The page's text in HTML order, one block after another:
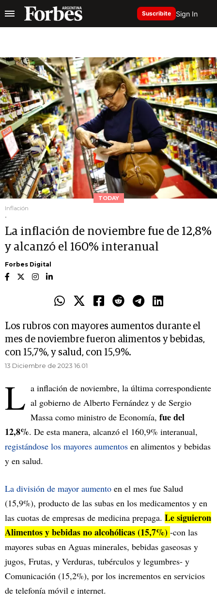
Suscribite Sign In
TODAY
Inflación
.
La inflación de noviembre fue de 12,8%
y alcanzó el 160% interanual
Forbes Digital
Los rubros con mayores aumentos durante el
mes de noviembre fueron alimentos y bebidas,
con 15,7%, y salud, con 15,9%.
13 Diciembre de 2023 16.01
L a inflación de noviembre, la última correspondiente
al gobierno de Alberto Fernández y de Sergio
Massa como ministro de Economía, fue del
12,8%. De esta manera, alcanzó el 160,9% interanual,
registándose los mayores aumentos en alimentos y bebidas
y en salud.
La división de mayor aumento en el mes fue Salud
(15,9%), producto de las subas en los medicamentos y en
las cuotas de empresas de medicina prepaga. Le siguieron
Alimentos y bebidas no alcohólicas (15,7%) -con las
mayores subas en Aguas minerales, bebidas gaseosas y
jugos, Frutas, y Verduras, tubérculos y legumbres- y
Comunicación (15,2%), por los incrementos en servicios
de telefonía móvil e internet.